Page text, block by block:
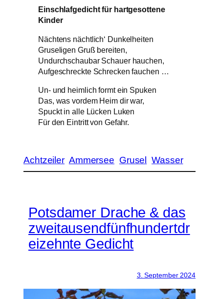
Einschlafgedicht für hartgesottene
Kinder
Nächtens nächtlich‘ Dunkelheiten
Gruseligen Gruß bereiten,
Undurchschaubar Schauer hauchen,
Aufgeschreckte Schrecken fauchen …
Un- und heimlich formt ein Spuken
Das, was vordem Heim dir war,
Spuckt in alle Lücken Luken
Für den Eintritt von Gefahr.
Achtzeiler Ammersee Grusel Wasser
Potsdamer Drache & das
zweitausendfünfhundertdr
eizehnte Gedicht
3. September 2024